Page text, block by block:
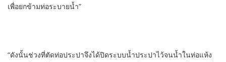
เพื่อยกข้ามท่อระบายน้ำ”
“ดังนั้นช่วงที่ตัดท่อประปาจึงได้ปิดระบบน้ำประปาไว้จนน้ำในท่อแห้ง